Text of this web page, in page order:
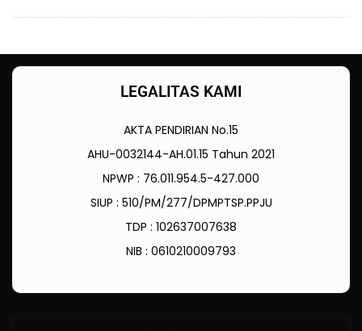
LEGALITAS KAMI
AKTA PENDIRIAN No.15
AHU-0032144-AH.01.15 Tahun 2021
NPWP : 76.011.954.5-427.000
SIUP : 510/PM/277/DPMPTSP.PPJU
TDP : 102637007638
NIB : 0610210009793